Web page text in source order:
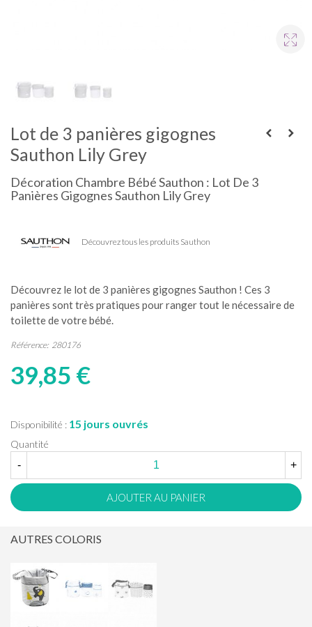
Lot de 3 panières gigognes
Sauthon Lily Grey
Décoration Chambre Bébé Sauthon : Lot De 3
Panières Gigognes Sauthon Lily Grey
Découvrez tous les produits Sauthon
Découvrez le lot de 3 panières gigognes Sauthon ! Ces 3
panières sont très pratiques pour ranger tout le nécessaire de
toilette de votre bébé.
Référence: 280176
39,85 €
Disponibilité : 15 jours ouvrés
Quantité
-
+
AJOUTER AU PANIER
AUTRES COLORIS